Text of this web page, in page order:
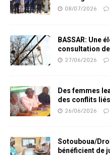
08/07/2026
BASSAR: Une
consultation
27/06/2026
Des femmes
des conflits
26/06/2026
Sotouboua/
bénéficient de